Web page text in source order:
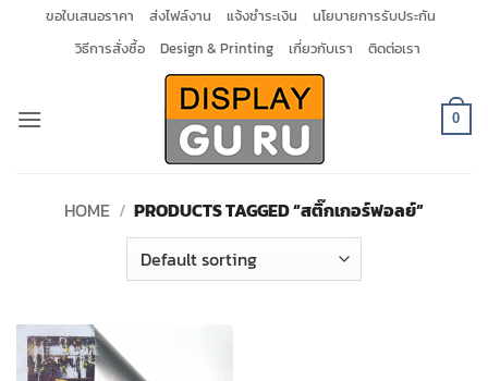
ขอใบเสนอราคา ส่งไฟล์งาน แจ้งชำระเงิน
นโยบายการรับประกัน
วิธีการสั่งซื้อ
Design & Printing เกี่ยวกับเรา ติดต่อเรา
0
HOME / PRODUCTS TAGGED “สติ๊กเกอร์ฟอลย์”